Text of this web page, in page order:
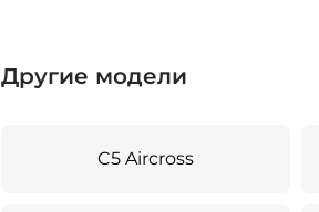
Другие модели
C5 Aircross